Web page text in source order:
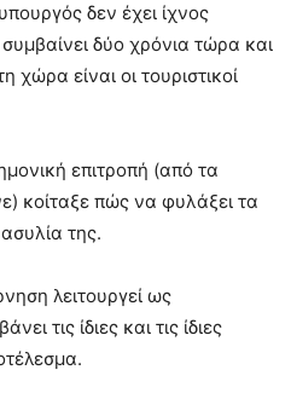
δεν έχει ίχνος
δύο χρόνια τώρα και
είναι οι τουριστικοί
επιτροπή (από τα
κοίταξε πώς να φυλάξει τα
της.
λειτουργεί ως
τις ίδιες και τις ίδιες